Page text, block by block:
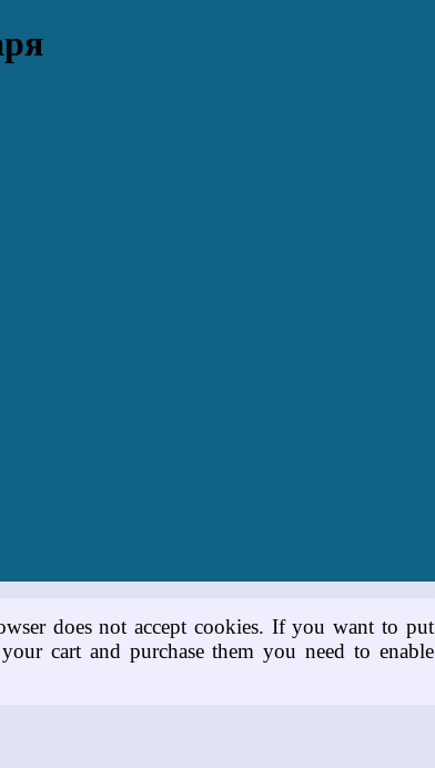
does not accept cookies. If you want to put
cart and purchase them you need to enable